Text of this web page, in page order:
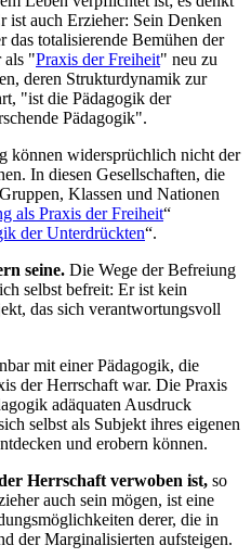
ist auch Erzieher: Sein Denken
das totalisierende Bemühen der
als "Praxis der Freiheit" neu zu
deren Strukturdynamik zur
"ist die Pädagogik der
Pädagogik".
können widersprüchlich nicht der
In diesen Gesellschaften, die
Klassen und Nationen
als Praxis der Freiheit“
der Unterdrückten“.
seine. Die Wege der Befreiung
selbst befreit: Er ist kein
das sich verantwortungsvoll
mit einer Pädagogik, die
der Herrschaft war. Die Praxis
adäquaten Ausdruck
selbst als Subjekt ihres eigenen
und erobern können.
Herrschaft verwoben ist, so
auch sein mögen, ist eine
derer, die in
der Marginalisierten aufsteigen.